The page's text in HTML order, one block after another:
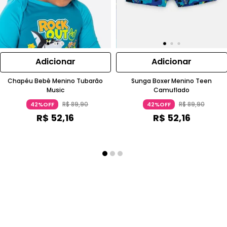
Adicionar
Chapéu Bebê Menino Tubarão
Music
42%OFF R$89,90
R$ 52,16
Adicionar
Sunga Boxer Menino Teen
Camuflado
42%OFF R$89,90
R$ 52,16